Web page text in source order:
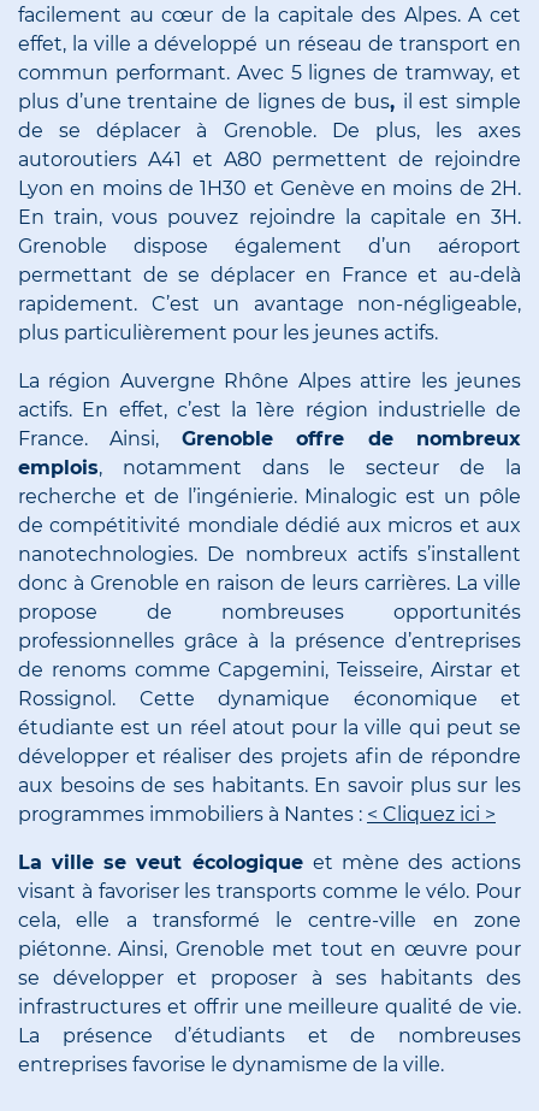
facilement au cœur de la capitale des Alpes. A cet
effet, la ville a développé un réseau de transport en
commun performant. Avec 5 lignes de tramway, et
plus d’une trentaine de lignes de bus, il est simple
de se déplacer à Grenoble. De plus, les axes
autoroutiers A41 et A80 permettent de rejoindre
Lyon en moins de 1H30 et Genève en moins de 2H.
En train, vous pouvez rejoindre la capitale en 3H.
Grenoble dispose également d’un aéroport
permettant de se déplacer en France et au-delà
rapidement. C’est un avantage non-négligeable,
plus particulièrement pour les jeunes actifs.
La région Auvergne Rhône Alpes attire les jeunes
actifs. En effet, c’est la 1ère région industrielle de
France. Ainsi, Grenoble offre de nombreux
emplois, notamment dans le secteur de la
recherche et de l’ingénierie. Minalogic est un pôle
de compétitivité mondiale dédié aux micros et aux
nanotechnologies. De nombreux actifs s’installent
donc à Grenoble en raison de leurs carrières. La ville
propose de nombreuses opportunités
professionnelles grâce à la présence d’entreprises
de renoms comme Capgemini, Teisseire, Airstar et
Rossignol. Cette dynamique économique et
étudiante est un réel atout pour la ville qui peut se
développer et réaliser des projets afin de répondre
aux besoins de ses habitants. En savoir plus sur les
programmes immobiliers à Nantes : < Cliquez ici >
La ville se veut écologique et mène des actions
visant à favoriser les transports comme le vélo. Pour
cela, elle a transformé le centre-ville en zone
piétonne. Ainsi, Grenoble met tout en œuvre pour
se développer et proposer à ses habitants des
infrastructures et offrir une meilleure qualité de vie.
La présence d’étudiants et de nombreuses
entreprises favorise le dynamisme de la ville.